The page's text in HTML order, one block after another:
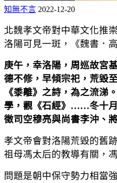
知無不言 2022-12-20
北魏孝文帝對中華文化推
洛陽可見一斑，《魏書．
庚午，幸洛陽，周巡故宮
德不修，早傾宗祀，荒毀
《黍離》之詩，為之流涕
學，觀《石經》 ……冬十
徵司空穆亮與尚書李沖、
孝文帝會對洛陽荒毀的舊
祖母馮太后的教導有關，
問題是朝中保守勢力相當